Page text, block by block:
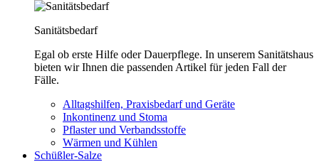
Sanitätsbedarf
Egal ob erste Hilfe oder Dauerpflege. In unserem Sanitätshaus
bieten wir Ihnen die passenden Artikel für jeden Fall der
Fälle.
Alltagshilfen, Praxisbedarf und Geräte
Inkontinenz und Stoma
Pflaster und Verbandsstoffe
Wärmen und Kühlen
Schüßler-Salze